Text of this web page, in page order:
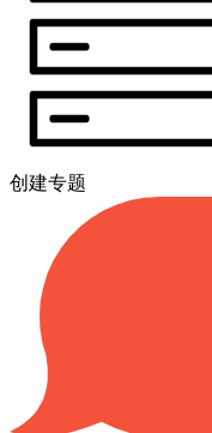
创建专题